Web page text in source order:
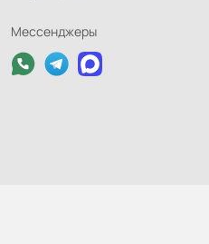
Мессенджеры